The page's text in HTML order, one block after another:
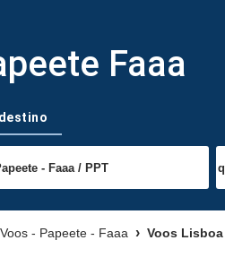
Faaa
Voos - Papeete - Faaa Voos Lisboa